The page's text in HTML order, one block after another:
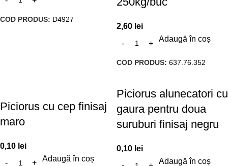
COD PRODUS: D4927
2,60 lei
Adaugă în coș
COD PRODUS: 637.76.352
Piciorus cu cep finisaj
maro
0,10 lei
Adaugă în coș
Piciorus alunecatori cu
gaura pentru doua
suruburi finisaj negru
0,10 lei
Adaugă în coș